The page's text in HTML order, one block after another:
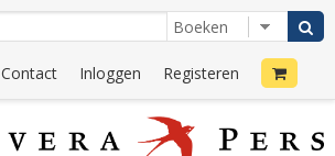
Contact Inloggen Registeren